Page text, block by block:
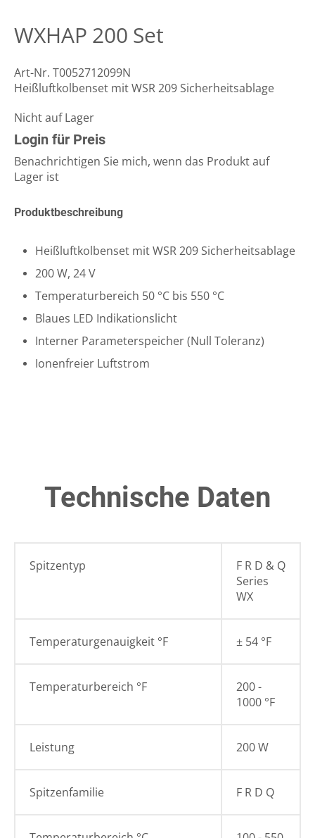
WXHAP 200 Set
Art-Nr. T0052712099N
Heißluftkolbenset mit WSR 209 Sicherheitsablage
Nicht auf Lager
Login für Preis
Benachrichtigen Sie mich, wenn das Produkt auf
Lager ist
Produktbeschreibung
Heißluftkolbenset mit WSR 209 Sicherheitsablage
200 W, 24 V
Temperaturbereich 50 °C bis 550 °C
Blaues LED Indikationslicht
Interner Parameterspeicher (Null Toleranz)
Ionenfreier Luftstrom
Technische Daten
Spitzentyp
F R D & Q
Series
WX
Temperaturgenauigkeit °F ± 54 °F
Temperaturbereich °F
200 -
1000 °F
Leistung 200 W
Spitzenfamilie F R D Q